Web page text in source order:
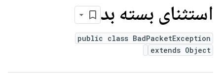
استثنای بسته بد
public class BadPacketException
extends Object